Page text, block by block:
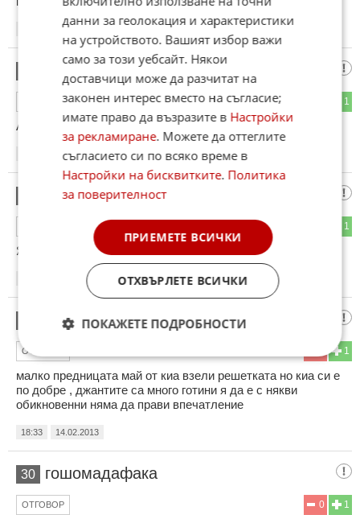
14.02.2013
1
ОТГОВОР
Абе харесва ми ама е шкода..........
14.02.2013
1
Я, Skoda Passat A4!
14.02.2013
i4ko
1
ОТГОВОР
малко предницата май от киа взели решетката но киа си е
по добре , джантите са много готини я да е с някви
обикновенни няма да прави впечатление
18:33 14.02.2013
30 гошомадафака
1
0
ОТГОВОР
данни за геолокация и характеристики
на устройството. Вашият избор важи
само за този уебсайт. Някои
доставчици може да разчитат на
законен интерес вместо на съгласие;
имате право да възразите в Настройки
за рекламиране. Можете да оттеглите
съгласието си по всяко време в
Настройки на бисквитките. Политика
за поверителност
ПРИЕМЕТЕ ВСИЧКИ
ОТХВЪРЛЕТЕ ВСИЧКИ
ПОКАЖЕТЕ ПОДРОБНОСТИ